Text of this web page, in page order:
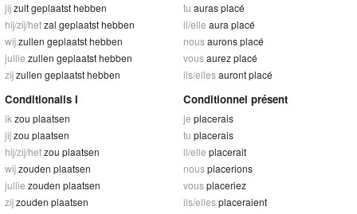
jijzult geplaatst hebben
hij/zij/hetzal geplaatst hebben
wijzullen geplaatst hebben
jullie zullen geplaatst hebben
zijzullen geplaatst hebben
tu auras placé
il/elle aura placé
nousaurons placé
vousaurez placé
ils/ellesauront placé
Conditionalis I
ik zou plaatsen
jijzou plaatsen
hij/zij/hetzou plaatsen
wijzouden plaatsen
jullie zouden plaatsen
zijzouden plaatsen
Conditionnel présent
je placerais
tu placerais
il/elle placerait
nousplacerions
vousplaceriez
ils/ellesplaceraient